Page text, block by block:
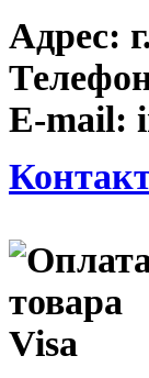
Адрес:
E-mail: